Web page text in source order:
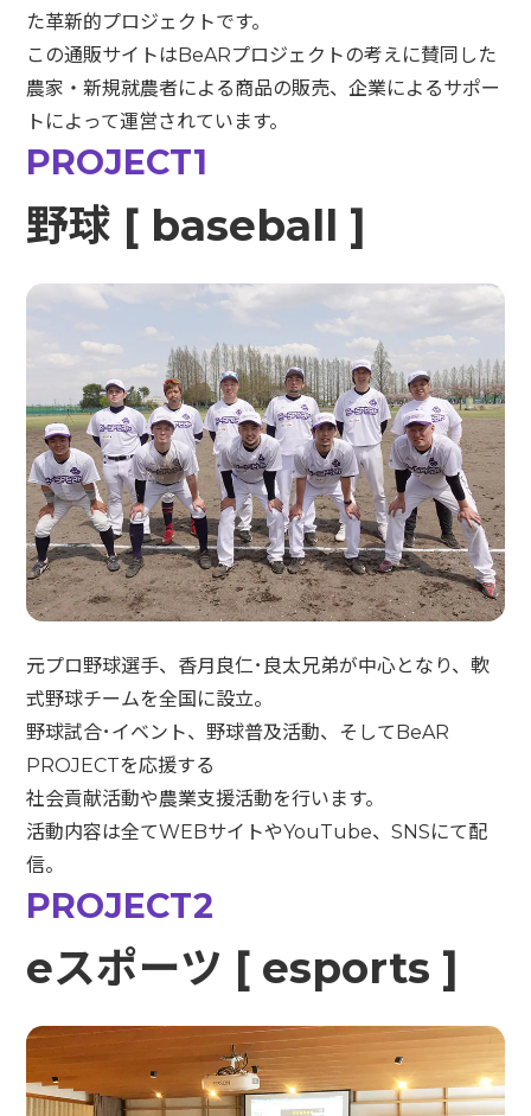
た革新的プロジェクトです。
この通販サイトはBeARプロジェクトの考えに賛同した
農家・新規就農者による商品の販売、企業によるサポー
トによって運営されています。
PROJECT1
野球 [ baseball ]
元プロ野球選手、香月良仁･良太兄弟が中心となり、軟
式野球チームを全国に設立。
野球試合･イベント、野球普及活動、そしてBeAR
PROJECTを応援する
社会貢献活動や農業支援活動を行います。
活動内容は全てWEBサイトやYouTube、SNSにて配
信。
PROJECT2
eスポーツ [ esports ]